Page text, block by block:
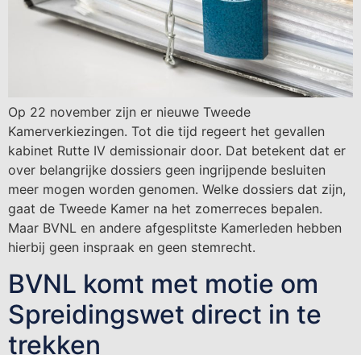
Op 22 november zijn er nieuwe Tweede
Kamerverkiezingen. Tot die tijd regeert het gevallen
kabinet Rutte IV demissionair door. Dat betekent dat er
over belangrijke dossiers geen ingrijpende besluiten
meer mogen worden genomen. Welke dossiers dat zijn,
gaat de Tweede Kamer na het zomerreces bepalen.
Maar BVNL en andere afgesplitste Kamerleden hebben
hierbij geen inspraak en geen stemrecht.
BVNL komt met motie om
Spreidingswet direct in te
trekken